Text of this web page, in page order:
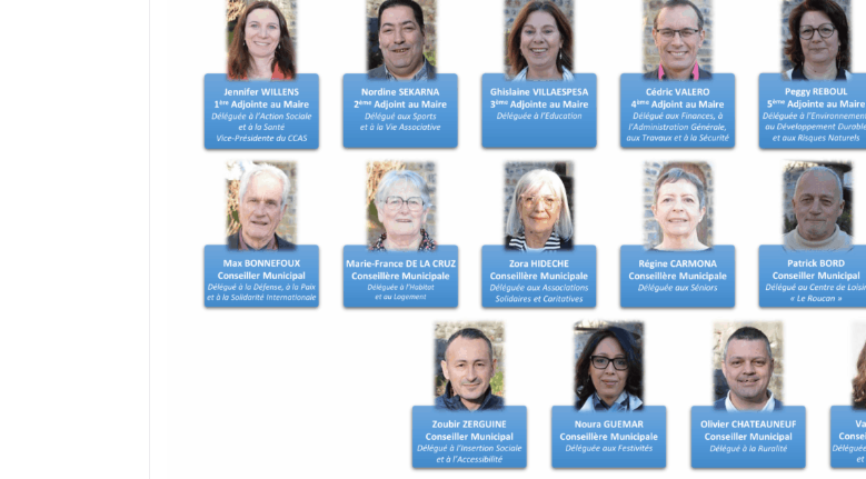
recensement citoyen dès l’âge de 16 ans. Une inscription d’office
peut ne pas être prise en compte du fait d’un recensement tardif
ou encore d’un déménagement après le recensement.
Dans ce cas, il convient de demander à être inscrit sur les listes
électorales auprès de sa mairie.